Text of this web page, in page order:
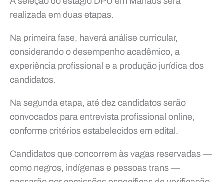
realizada em duas etapas.
Na primeira fase, haverá análise curricular,
considerando o desempenho acadêmico, a
experiência profissional e a produção jurídica dos
candidatos.
Na segunda etapa, até dez candidatos serão
convocados para entrevista profissional online,
conforme critérios estabelecidos em edital.
Candidatos que concorrem às vagas reservadas —
como negros, indígenas e pessoas trans —